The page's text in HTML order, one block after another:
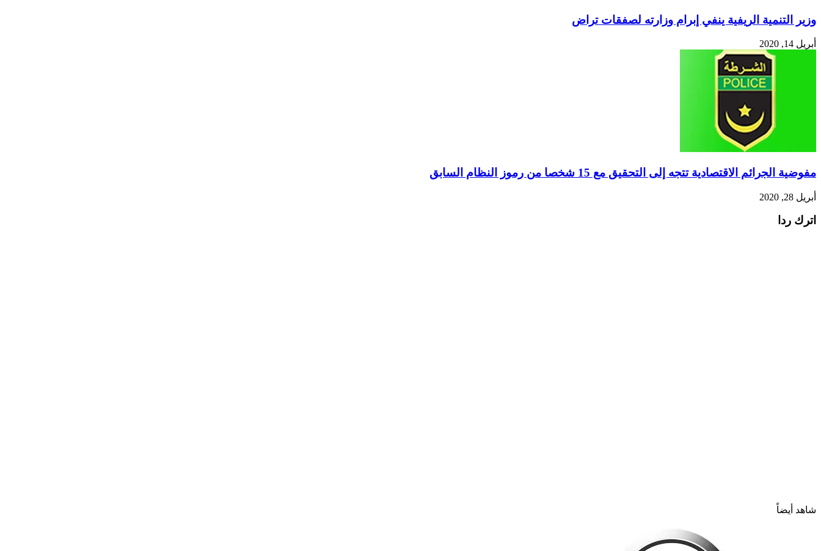
وزير التنمية الريفية ينفي إبرام وزارته لصفقات تراض
أبريل 14, 2020
مفوضية الجرائم الاقتصادية تتجه إلى التحقيق مع 15 شخصا من رموز النظام السابق
أبريل 28, 2020
اترك ردا
شاهد أيضاً